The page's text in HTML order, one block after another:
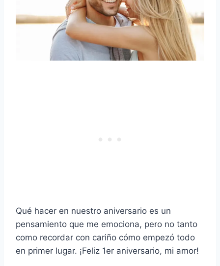
Qué hacer en nuestro aniversario es un
pensamiento que me emociona, pero no tanto
como recordar con cariño cómo empezó todo
en primer lugar. ¡Feliz 1er aniversario, mi amor!